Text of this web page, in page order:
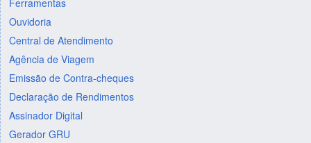
Ferramentas
Ouvidoria
Central de Atendimento
Agência de Viagem
Emissão de Contra-cheques
Declaração de Rendimentos
Assinador Digital
Gerador GRU